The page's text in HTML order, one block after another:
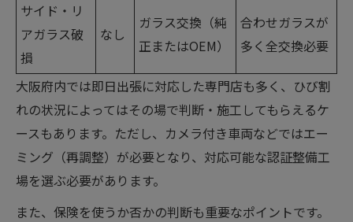
サイド・リ
アガラス破
損
なし
ガラス交換（純
正またはOEM）
合わせガラスが
多く全交換必要
大阪府内では即日出張に対応した専門店も多く、ひび割
れの状況によってはその場で判断・施工してもらえるケ
ースもあります。ただし、カメラ付き車両などではエー
ミング（再調整）が必要となり、対応可能な認証整備工
場を選ぶ必要があります。
また、保険を使うか否かの判断も重要なポイントです。